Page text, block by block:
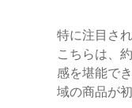
特に注目さ
こちらは、
感を堪能で
域の商品が